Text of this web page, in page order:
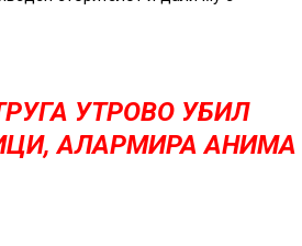
УТРОВО УБИЛ
АЛАРМИРА АНИМА